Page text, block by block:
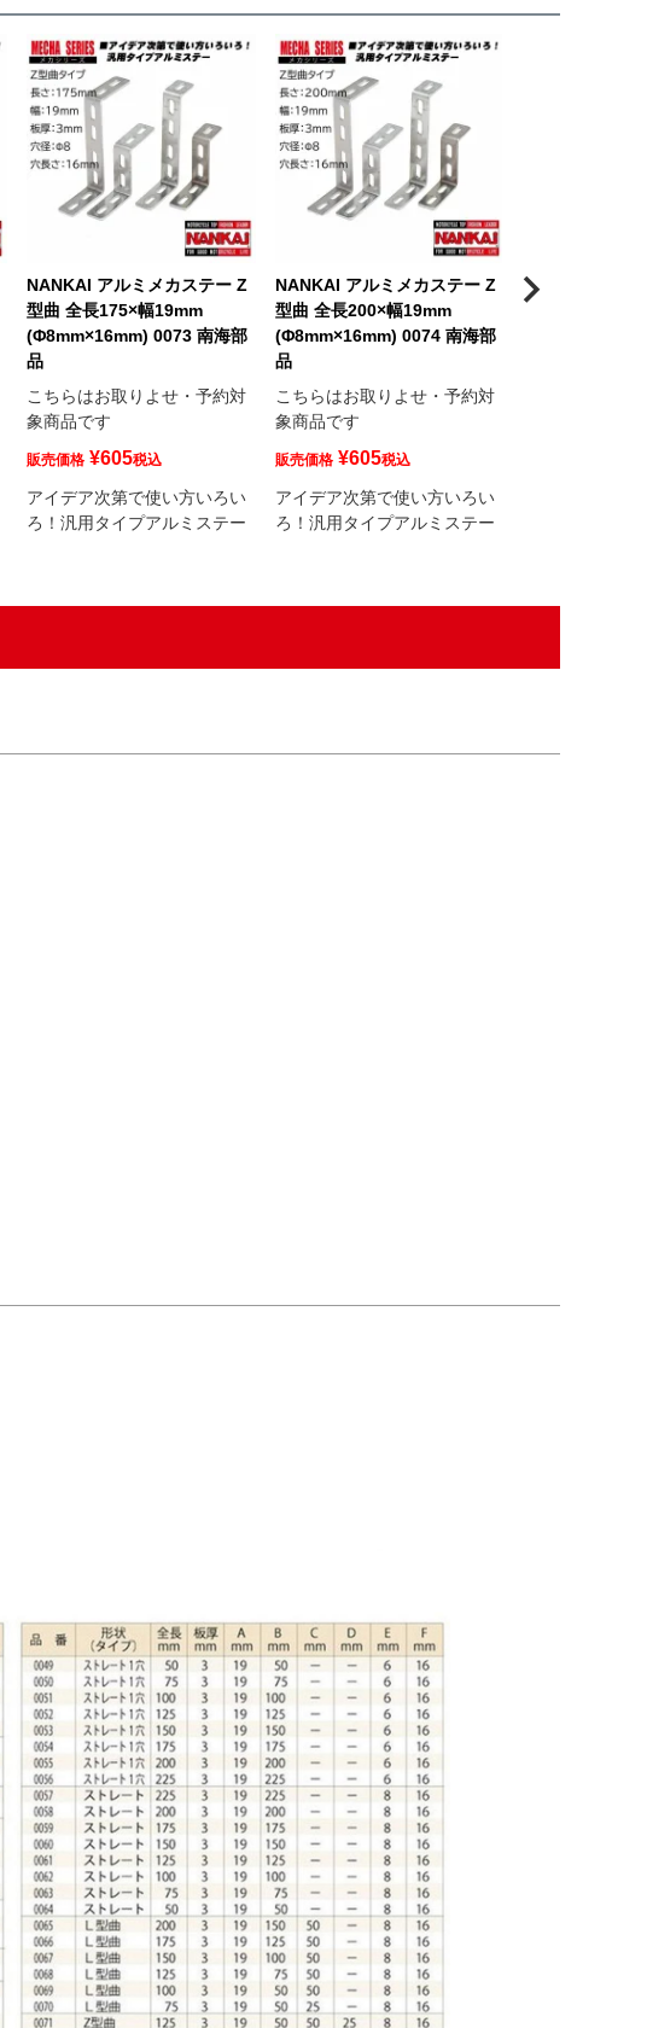
NANKAI アルミメカステー Z
型曲 全長175×幅19mm
(Φ8mm×16mm) 0073 南海部
品
こちらはお取りよせ・予約対
象商品です
販売価格 ¥605税込
アイデア次第で使い方いろい
ろ！汎用タイプアルミステー
NANKAI アルミメカステー Z
型曲 全長200×幅19mm
(Φ8mm×16mm) 0074 南海部
品
こちらはお取りよせ・予約対
象商品です
販売価格 ¥605税込
アイデア次第で使い方いろい
ろ！汎用タイプアルミステー
NANKAI アル